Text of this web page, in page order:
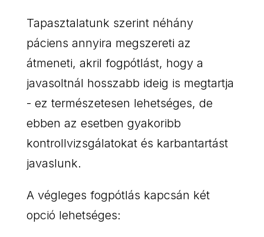
Tapasztalatunk szerint néhány
páciens annyira megszereti az
átmeneti, akril fogpótlást, hogy a
javasoltnál hosszabb ideig is megtartja
- ez természetesen lehetséges, de
ebben az esetben gyakoribb
kontrollvizsgálatokat és karbantartást
javaslunk.
A végleges fogpótlás kapcsán két
opció lehetséges: